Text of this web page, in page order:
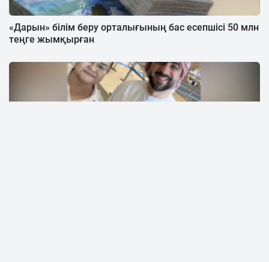
«Дарын» білім беру орталығының бас есепшісі 50 млн
теңге жымқырған